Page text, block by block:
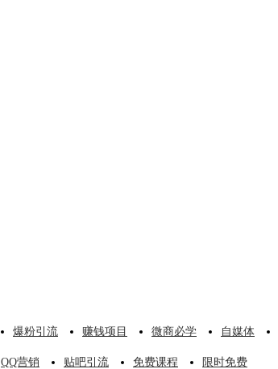
爆粉引流 赚钱项目 微商必学 自媒体
QQ营销 贴吧引流 免费课程 限时免费